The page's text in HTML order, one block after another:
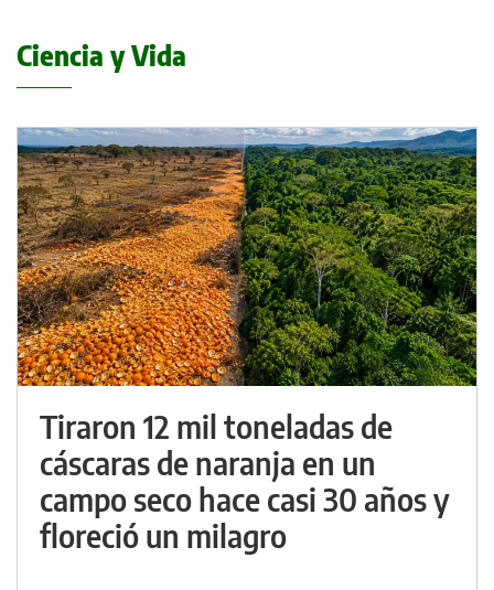
Ciencia y Vida
Tiraron 12 mil toneladas de
cáscaras de naranja en un
campo seco hace casi 30 años y
floreció un milagro